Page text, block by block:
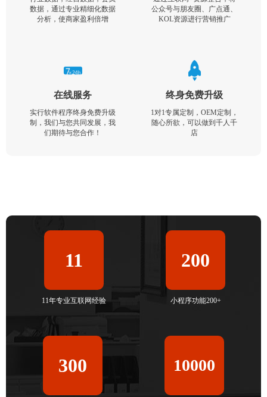
数据，通过专业精细化数据
分析，使商家盈利倍增
公众号与朋友圈、广点通、
KOL资源进行营销推广
在线服务
实行软件程序终身免费升级
制，我们与您共同发展，我
们期待与您合作！
终身免费升级
1对1专属定制，OEM定制，
随心所欲，可以做到千人千
店
11
11年专业互联网经验
200
小程序功能200+
300 10000